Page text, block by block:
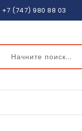
+7 (747) 980 88 03